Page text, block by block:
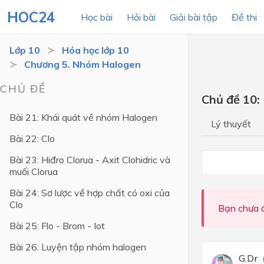
HOC24 Học bài Hỏi bài Giải bài tập Đề thi
Lớp 12
Lớp 10
Lớp 8
Lớp 7
Lớp 6
Lớp 10
Hóa học lớp 10
Chương 5. Nhóm Halogen
CHỦ ĐỀ
Bài 21: Khái quát về nhóm Halogen
Bài 22: Clo
Bài 23: Hiđro Clorua - Axit Clohidric và
muối Clorua
Bài 24: Sơ lược về hợp chất có oxi của
Clo
Bài 25: Flo - Brom - Iot
Bài 26: Luyện tập nhóm halogen
Chủ đề
Lý thuyết
Bạn chưa
G.Dr